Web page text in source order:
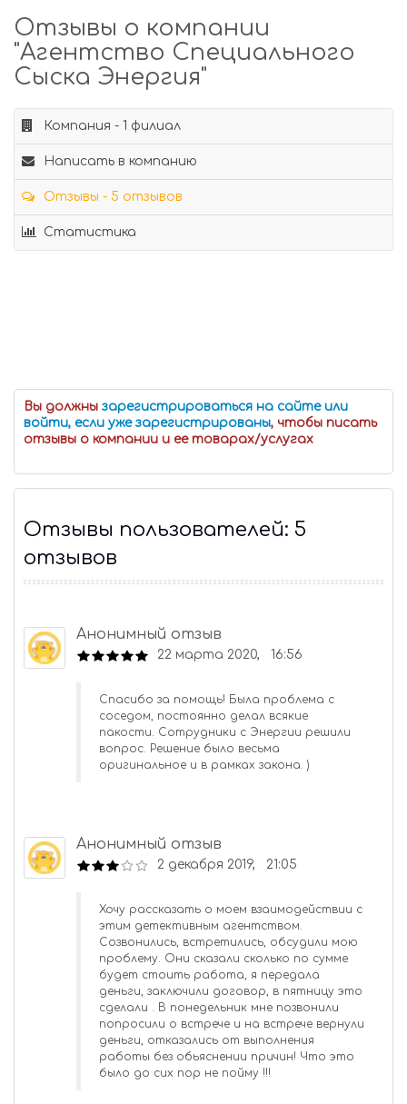
Отзывы о компании
"Агентство Специального
Сыска Энергия"
Компания - 1 филиал
Написать в компанию
Отзывы - 5 отзывов
Статистика
Вы должны зарегистрироваться на сайте или
войти, если уже зарегистрированы, чтобы писать
отзывы о компании и ее товарах/услугах
Отзывы пользователей: 5
отзывов
Анонимный отзыв
22 марта 2020, 16:56
Спасибо за помощь! Была проблема с
соседом, постоянно делал всякие
пакости. Сотрудники с Энергии решили
вопрос. Решение было весьма
оригинальное и в рамках закона. )
Анонимный отзыв
2 декабря 2019, 21:05
Хочу рассказать о моем взаимодействии с
этим детективным агентством.
Созвонились, встретились, обсудили мою
проблему. Они сказали сколько по сумме
будет стоить работа, я передала
деньги, заключили договор, в пятницу это
сделали . В понедельник мне позвонили
попросили о встрече и на встрече вернули
деньги, отказались от выполнения
работы без обьяснении причин! Что это
было до сих пор не пойму !!!